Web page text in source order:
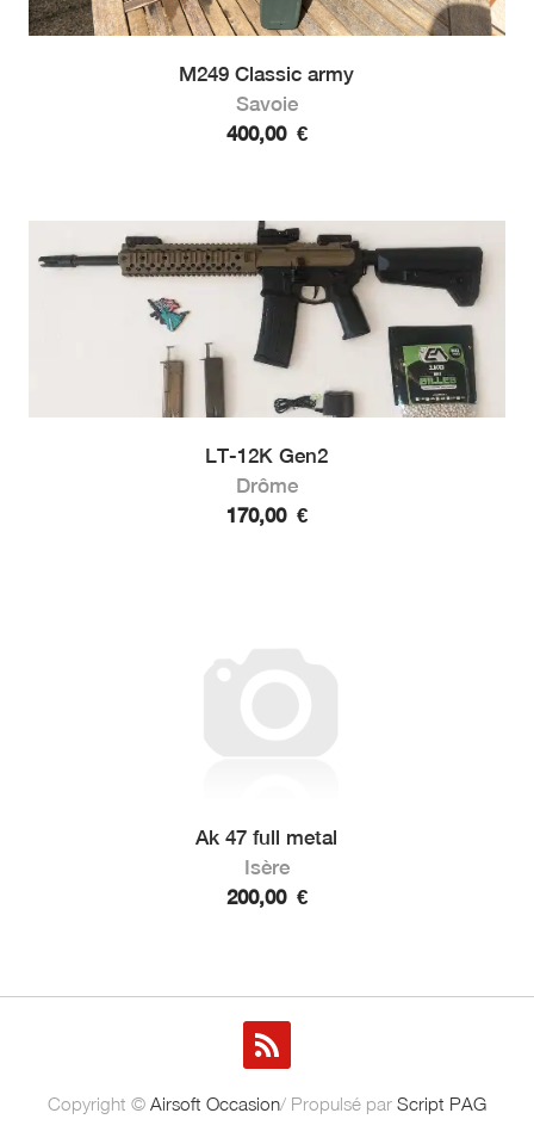
M249 Classic army
Savoie
400,00 €
LT-12K Gen2
Drôme
170,00 €
Ak 47 full metal
Isère
200,00 €
Copyright © Airsoft Occasion/ Propulsé par Script PAG